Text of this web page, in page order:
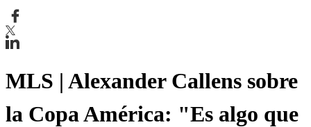
MLS | Alexander Callens sobre
la Copa América: "Es algo que